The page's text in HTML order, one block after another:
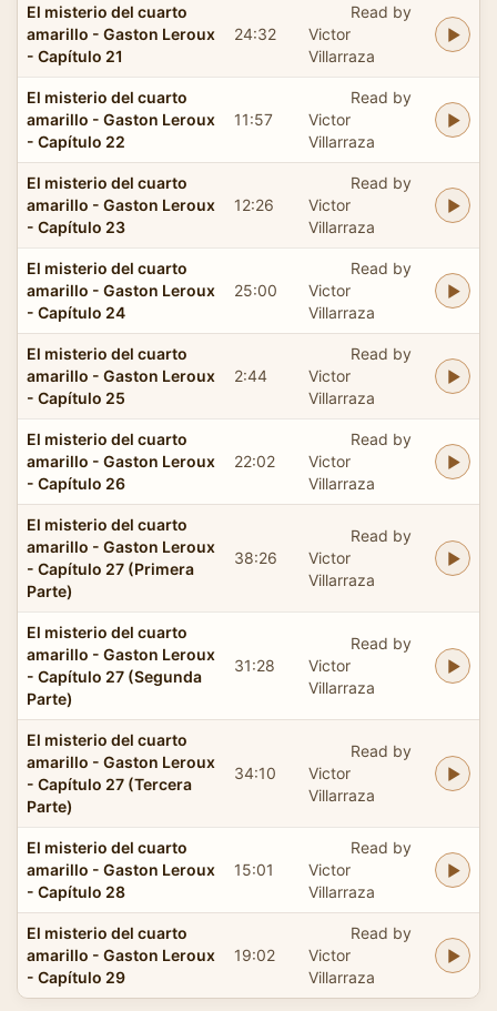
El misterio del cuarto
amarillo - Gaston Leroux
- Capítulo 21
24:32
Read by
Victor
Villarraza
El misterio del cuarto
amarillo - Gaston Leroux
- Capítulo 22
11:57
Read by
Victor
Villarraza
El misterio del cuarto
amarillo - Gaston Leroux
- Capítulo 23
12:26
Read by
Victor
Villarraza
El misterio del cuarto
amarillo - Gaston Leroux
- Capítulo 24
25:00
Read by
Victor
Villarraza
El misterio del cuarto
amarillo - Gaston Leroux
- Capítulo 25
2:44
Read by
Victor
Villarraza
El misterio del cuarto
amarillo - Gaston Leroux
- Capítulo 26
22:02
Read by
Victor
Villarraza
El misterio del cuarto
amarillo - Gaston Leroux
- Capítulo 27 (Primera
Parte)
38:26
Read by
Victor
Villarraza
El misterio del cuarto
amarillo - Gaston Leroux
- Capítulo 27 (Segunda
Parte)
31:28
Read by
Victor
Villarraza
El misterio del cuarto
amarillo - Gaston Leroux
- Capítulo 27 (Tercera
Parte)
34:10
Read by
Victor
Villarraza
El misterio del cuarto
amarillo - Gaston Leroux
- Capítulo 28
15:01
Read by
Victor
Villarraza
El misterio del cuarto
amarillo - Gaston Leroux
- Capítulo 29
19:02
Read by
Victor
Villarraza